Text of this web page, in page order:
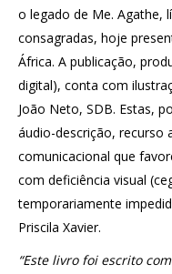
o legado de Me. Agathe,
consagradas, hoje
África. A publicação,
digital), conta com
João Neto, SDB. Estas,
áudio-descrição, recurso
comunicacional que
com deficiência visual
temporariamente
Priscila Xavier.
“Este livro foi escrito